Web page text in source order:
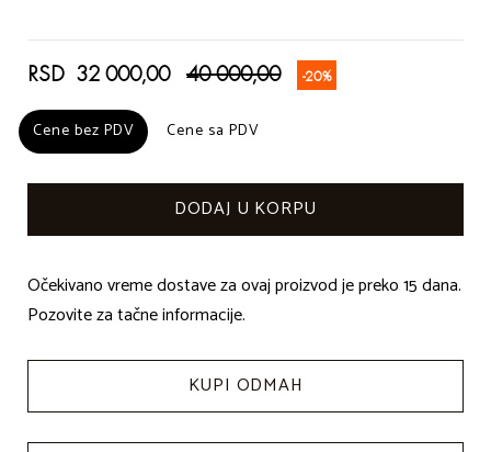
RSD 32 000,00 40 000,00 -20%
Cene bez PDV Cene sa PDV
Cene bez PDV Cene sa PDV
Očekivano vreme dostave za ovaj proizvod je preko 15 dana.
Pozovite za tačne informacije.
KUPI ODMAH